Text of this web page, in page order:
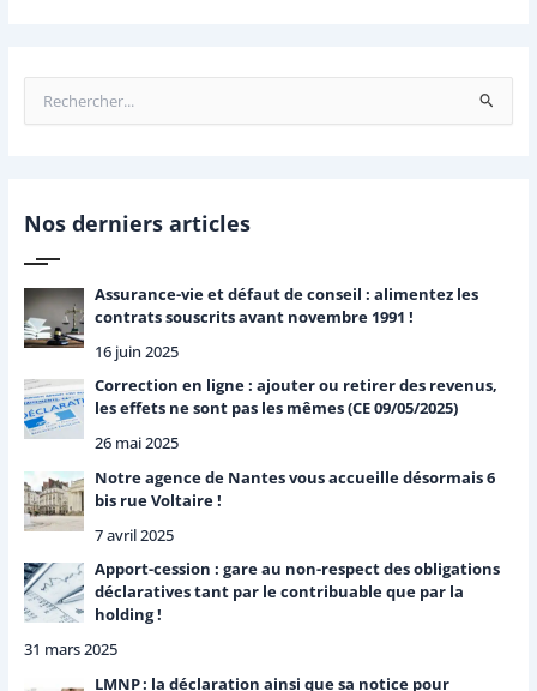
e
r
h
e
r
Nos derniers articles
Assurance-vie et défaut de conseil : alimentez les
contrats souscrits avant novembre 1991 !
16 juin 2025
Correction en ligne : ajouter ou retirer des revenus,
les effets ne sont pas les mêmes (CE 09/05/2025)
26 mai 2025
Notre agence de Nantes vous accueille désormais 6
bis rue Voltaire !
7 avril 2025
Apport-cession : gare au non-respect des obligations
déclaratives tant par le contribuable que par la
holding !
31 mars 2025
LMNP : la déclaration ainsi que sa notice pour